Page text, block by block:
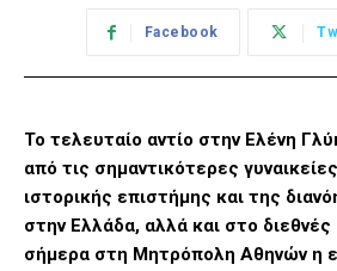
Facebook
Το τελευταίο αντίο στην Ελένη
από τις σημαντικότερες
ιστορικής επιστήμης και της
στην Ελλάδα, αλλά και στο
σήμερα στη Μητρόπολη Αθηνών η